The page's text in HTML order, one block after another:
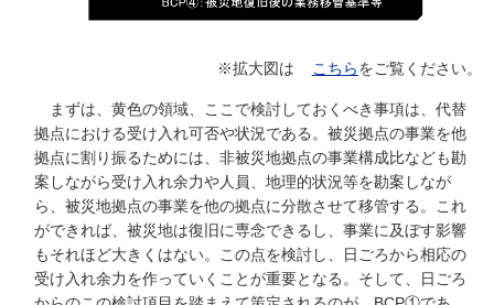
※拡大図は こちらをご覧ください。
まずは、黄色の領域、ここで検討しておくべき事項は、代替
拠点における受け入れ可否や状況である。被災拠点の事業を他
拠点に割り振るためには、非被災地拠点の事業構成比なども勘
案しながら受け入れ余力や人員、地理的状況等を勘案しなが
ら、被災地拠点の事業を他の拠点に分散させて移管する。これ
ができれば、被災地は復旧に専念できるし、事業に及ぼす影響
もそれほど大きくはない。この点を検討し、日ごろから相応の
受け入れ余力を作っていくことが重要となる。そして、日ごろ